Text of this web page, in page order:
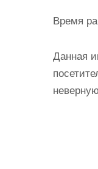
Время
Данная